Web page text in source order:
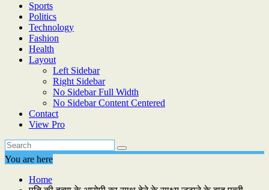
Sports
Politics
Technology
Fashion
Health
Layout
Left Sidebar
Right Sidebar
No Sidebar Full Width
No Sidebar Content Centered
Contact
View Pro
You are here
Home